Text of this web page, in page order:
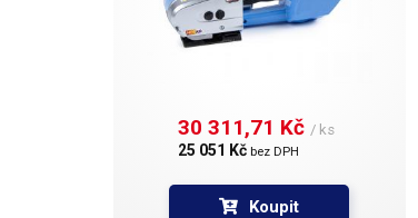
30 311,71 Kč / ks
25 051 Kč bez DPH
Koupit